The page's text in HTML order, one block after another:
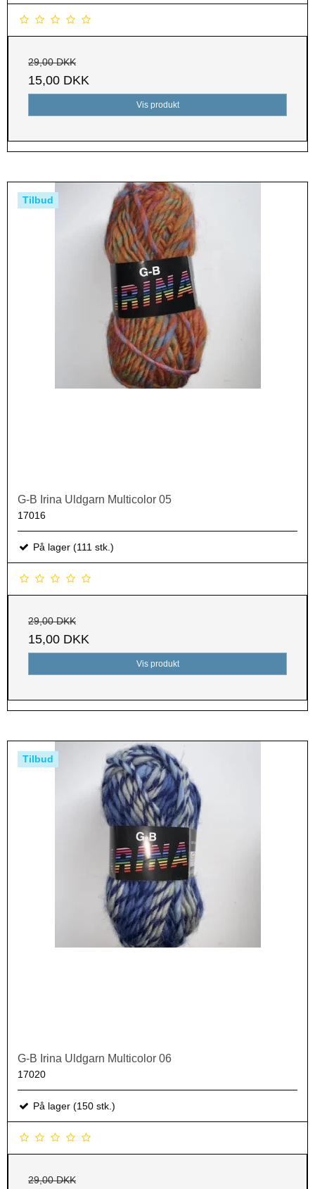
29,00 DKK
15,00 DKK
Vis produkt
Tilbud
G-B Irina Uldgarn Multicolor 05
17016
På lager (111 stk.)
29,00 DKK
15,00 DKK
Vis produkt
Tilbud
G-B Irina Uldgarn Multicolor 06
17020
På lager (150 stk.)
29,00 DKK